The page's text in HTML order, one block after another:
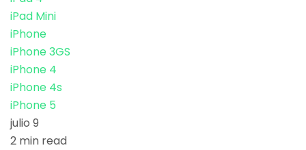
iPad Mini
iPhone
iPhone 3GS
iPhone 4
iPhone 4s
iPhone 5
julio 9
2 min read